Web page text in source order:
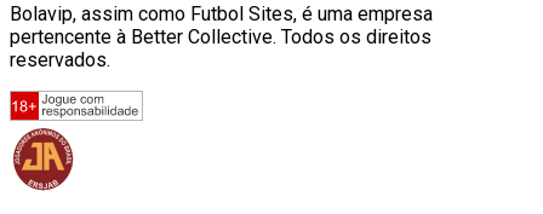
Bolavip, assim como Futbol Sites, é uma empresa
pertencente à Better Collective. Todos os direitos
reservados.